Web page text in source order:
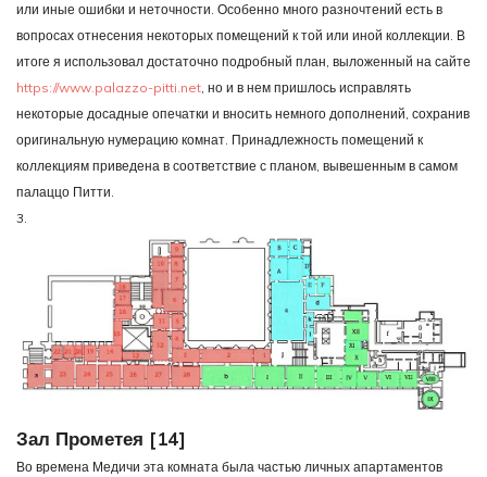
или иные ошибки и неточности. Особенно много разночтений есть в
вопросах отнесения некоторых помещений к той или иной коллекции. В
итоге я использовал достаточно подробный план, выложенный на сайте
https://www.palazzo-pitti.net, но и в нем пришлось исправлять
некоторые досадные опечатки и вносить немного дополнений, сохранив
оригинальную нумерацию комнат. Принадлежность помещений к
коллекциям приведена в соответствие с планом, вывешенным в самом
палаццо Питти.
3.
Зал Прометея [14]
Во времена Медичи эта комната была частью личных апартаментов